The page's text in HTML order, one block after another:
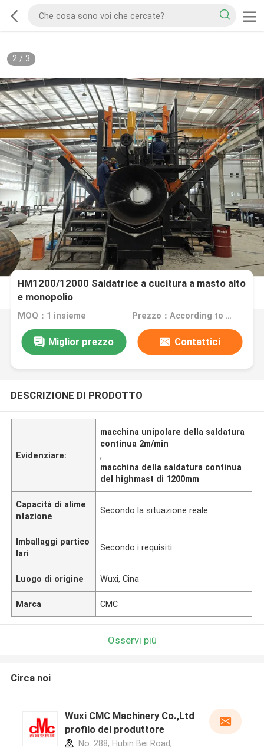
2/ 3
HM1200/12000 Saldatrice a cucitura a masto alto
e monopolio
MOQ：1 insieme Prezzo：According to the machine requirements
Miglior prezzo Contattici
DESCRIZIONE DI PRODOTTO
Evidenziare:
macchina unipolare della saldatura
continua 2m/min
,
macchina della saldatura continua
del highmast di 1200mm
Capacità di alime
ntazione
Secondo la situazione reale
Imballaggi partico
lari
Secondo i requisiti
Luogo di origine Wuxi, Cina
Marca CMC
Osservi più
Circa noi
Wuxi CMC Machinery Co.,Ltd
profilo del produttore
No. 288, Hubin Bei Road,